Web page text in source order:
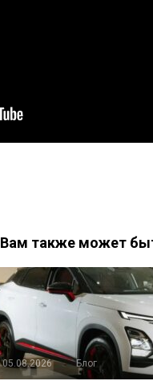
Вам также может
05.08.2026 Блог